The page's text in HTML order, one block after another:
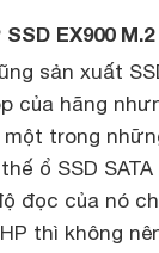
SSD EX900 M.2
sản xuất
của hãng
một trong
ổ SSD
đọc của nó
thì không